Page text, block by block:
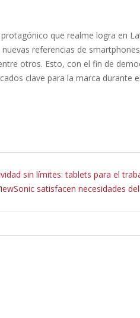
que realme logra en
referencias de
otros. Esto, con el fin de
clave para la marca durante
sin límites: tablets para el
satisfacen necesidades